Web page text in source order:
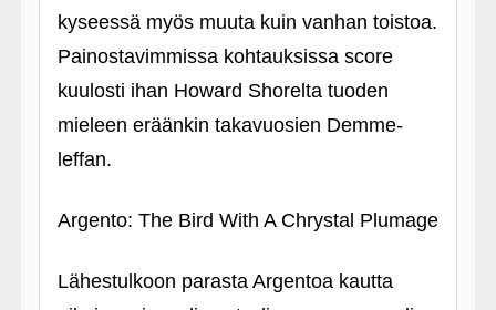
kyseessä myös muuta kuin vanhan toistoa.
Painostavimmissa kohtauksissa score
kuulosti ihan Howard Shorelta tuoden
mieleen eräänkin takavuosien Demme-
leffan.
Argento: The Bird With A Chrystal Plumage
Lähestulkoon parasta Argentoa kautta